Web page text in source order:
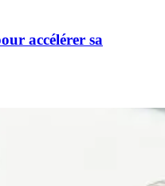
accélérer sa